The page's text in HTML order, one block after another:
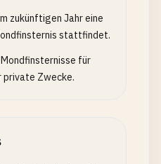
zukünftigen Jahr eine
stattfindet.
für
Zwecke.